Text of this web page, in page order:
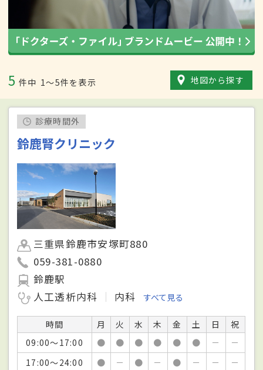
5 件中 1〜5件を表示 地図から探す
診療時間外
鈴鹿腎クリニック
三重県鈴鹿市安塚町880
059-381-0880
鈴鹿駅
人工透析内科
内科 すべて見る
時間 月 火 水 木 金 土 日
祝
09:00～17:00
● ● ● ● ● ● －
－
17:00～24:00
● － ● － ● － －
－